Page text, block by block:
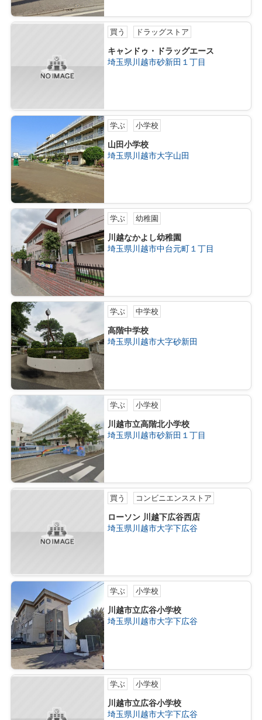
買う ドラッグストア
キャンドゥ・ドラッグエース
埼玉県川越市砂新田１丁目
学ぶ 小学校
山田小学校
埼玉県川越市大字山田
学ぶ 幼稚園
川越なかよし幼稚園
埼玉県川越市中台元町１丁目
学ぶ 中学校
高階中学校
埼玉県川越市大字砂新田
学ぶ 小学校
川越市立高階北小学校
埼玉県川越市砂新田１丁目
買う コンビニエンスストア
ローソン 川越下広谷西店
埼玉県川越市大字下広谷
学ぶ 小学校
川越市立広谷小学校
埼玉県川越市大字下広谷
学ぶ 小学校
川越市立広谷小学校
埼玉県川越市大字下広谷